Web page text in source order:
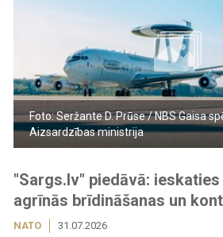
Foto: Seržante D. Prūse / NBS Gaisa
Aizsardzības ministrija
"Sargs.lv" piedāvā: ieskaties
agrīnās brīdināšanas un
NATO 31.07.2026